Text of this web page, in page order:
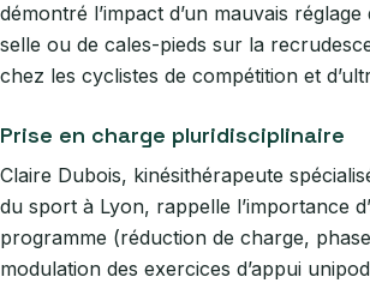
démontré l’impact d’un mauvais
selle ou de cales-pieds sur la
chez les cyclistes de compétition et
Prise en charge pluridisciplinaire
Claire Dubois, kinésithérapeute
du sport à Lyon, rappelle l’importance
programme (réduction de charge,
modulation des exercices d’appui